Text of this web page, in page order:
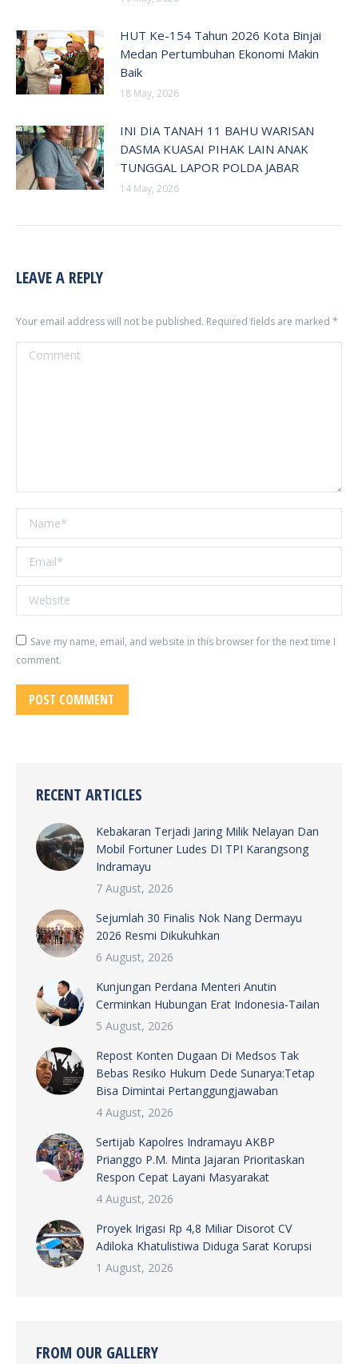
HUT Ke-154 Tahun 2026 Kota Binjai
Medan Pertumbuhan Ekonomi Makin
Baik
18 May, 2026
INI DIA TANAH 11 BAHU WARISAN
DASMA KUASAI PIHAK LAIN ANAK
TUNGGAL LAPOR POLDA JABAR
14 May, 2026
LEAVE A REPLY
Your email address will not be published. Required fields are marked *
Comment
Name *
Email *
Website
Save my name, email, and website in this browser for the next time I
comment.
POST COMMENT
RECENT ARTICLES
Kebakaran Terjadi Jaring Milik Nelayan Dan
Mobil Fortuner Ludes DI TPI Karangsong
Indramayu
7 August, 2026
Sejumlah 30 Finalis Nok Nang Dermayu
2026 Resmi Dikukuhkan
6 August, 2026
Kunjungan Perdana Menteri Anutin
Cerminkan Hubungan Erat Indonesia-Tailan
5 August, 2026
Repost Konten Dugaan Di Medsos Tak
Bebas Resiko Hukum Dede Sunarya:Tetap
Bisa Dimintai Pertanggungjawaban
4 August, 2026
Sertijab Kapolres Indramayu AKBP
Prianggo P.M. Minta Jajaran Prioritaskan
Respon Cepat Layani Masyarakat
4 August, 2026
Proyek Irigasi Rp 4,8 Miliar Disorot CV
Adiloka Khatulistiwa Diduga Sarat Korupsi
1 August, 2026
FROM OUR GALLERY